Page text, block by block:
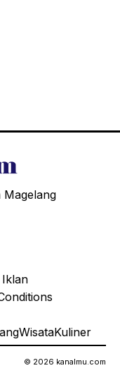
Iklan
WisataKuliner
© 2026 kanalmu.com